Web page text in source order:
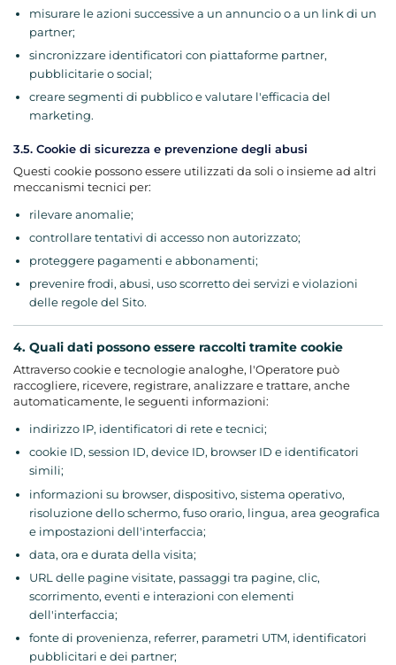
misurare le azioni successive a un annuncio o a un link di un
partner;
sincronizzare identificatori con piattaforme partner,
pubblicitarie o social;
creare segmenti di pubblico e valutare l'efficacia del
marketing.
3.5. Cookie di sicurezza e prevenzione degli abusi
Questi cookie possono essere utilizzati da soli o insieme ad altri
meccanismi tecnici per:
rilevare anomalie;
controllare tentativi di accesso non autorizzato;
proteggere pagamenti e abbonamenti;
prevenire frodi, abusi, uso scorretto dei servizi e violazioni
delle regole del Sito.
4. Quali dati possono essere raccolti tramite cookie
Attraverso cookie e tecnologie analoghe, l'Operatore può
raccogliere, ricevere, registrare, analizzare e trattare, anche
automaticamente, le seguenti informazioni:
indirizzo IP, identificatori di rete e tecnici;
cookie ID, session ID, device ID, browser ID e identificatori
simili;
informazioni su browser, dispositivo, sistema operativo,
risoluzione dello schermo, fuso orario, lingua, area geografica
e impostazioni dell'interfaccia;
data, ora e durata della visita;
URL delle pagine visitate, passaggi tra pagine, clic,
scorrimento, eventi e interazioni con elementi
dell'interfaccia;
fonte di provenienza, referrer, parametri UTM, identificatori
pubblicitari e dei partner;